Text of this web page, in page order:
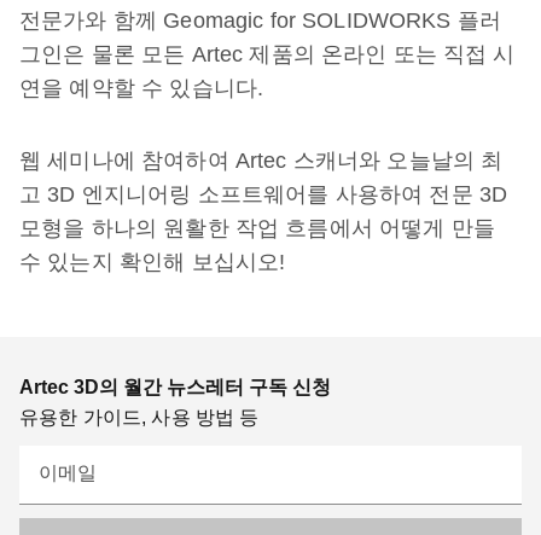
전문가와 함께 Geomagic for SOLIDWORKS 플러
그인은 물론 모든 Artec 제품의 온라인 또는 직접 시
연을 예약할 수 있습니다.
웹 세미나에 참여하여 Artec 스캐너와 오늘날의 최
고 3D 엔지니어링 소프트웨어를 사용하여 전문 3D
모형을 하나의 원활한 작업 흐름에서 어떻게 만들
수 있는지 확인해 보십시오!
Artec 3D의 월간 뉴스레터 구독 신청
유용한 가이드, 사용 방법 등
이메일